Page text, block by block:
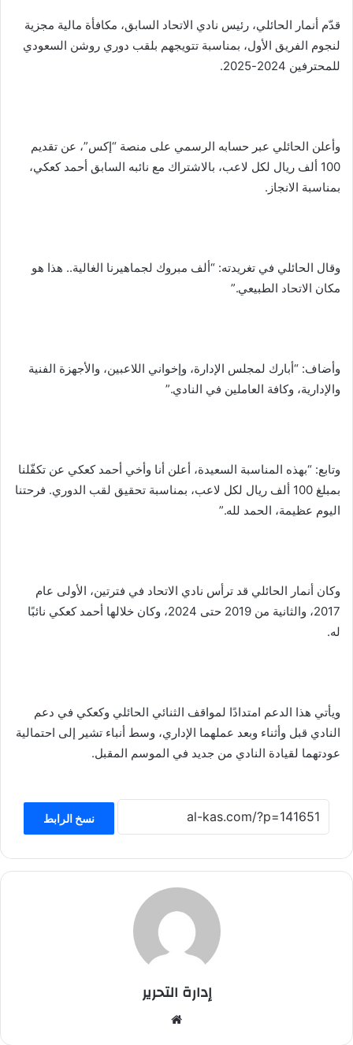
قدّم أنمار الحائلي، رئيس نادي الاتحاد السابق، مكافأة مالية مجزية
لنجوم الفريق الأول، بمناسبة تتويجهم بلقب دوري روشن السعودي
للمحترفين 2024-2025.
وأعلن الحائلي عبر حسابه الرسمي على منصة “إكس”، عن تقديم
100 ألف ريال لكل لاعب، بالاشتراك مع نائبه السابق أحمد كعكي،
بمناسبة الانجاز.
وقال الحائلي في تغريدته: “ألف مبروك لجماهيرنا الغالية.. هذا هو
مكان الاتحاد الطبيعي.”
وأضاف: “أبارك لمجلس الإدارة، وإخواني اللاعبين، والأجهزة الفنية
والإدارية، وكافة العاملين في النادي.”
وتابع: “بهذه المناسبة السعيدة، أعلن أنا وأخي أحمد كعكي عن تكفّلنا
بمبلغ 100 ألف ريال لكل لاعب، بمناسبة تحقيق لقب الدوري. فرحتنا
اليوم عظيمة، الحمد لله.”
وكان أنمار الحائلي قد ترأس نادي الاتحاد في فترتين، الأولى عام
2017، والثانية من 2019 حتى 2024، وكان خلالها أحمد كعكي نائبًا
له.
ويأتي هذا الدعم امتدادًا لمواقف الثنائي الحائلي وكعكي في دعم
النادي قبل وأثناء وبعد عملهما الإداري، وسط أنباء تشير إلى احتمالية
عودتهما لقيادة النادي من جديد في الموسم المقبل.
نسخ الرابط
إدارة التحرير